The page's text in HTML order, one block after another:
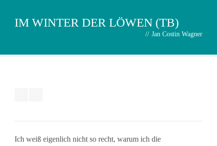
IM WINTER DER LÖWEN (TB)
// Jan Costin Wagner
Ich weiß eigenlich nicht so recht, warum ich die